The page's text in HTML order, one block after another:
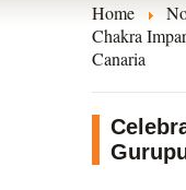
Home
Chakra
Canaria